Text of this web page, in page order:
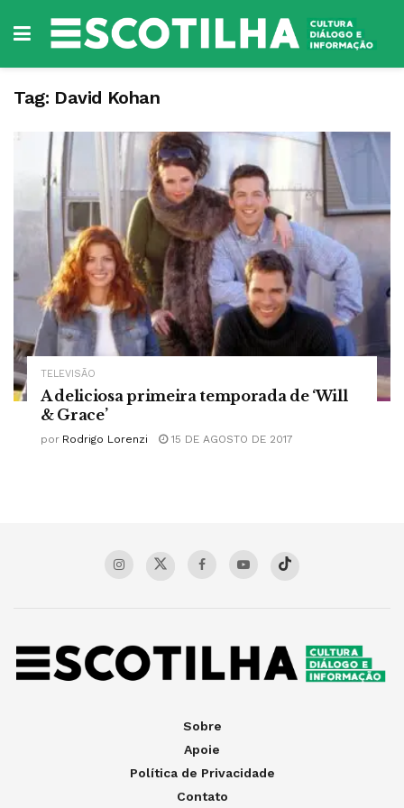
Tag: David Kohan
TELEVISÃO
A deliciosa primeira temporada de ‘Will
& Grace’
por Rodrigo Lorenzi 15 DE AGOSTO DE 2017
Sobre
Apoie
Política de Privacidade
Contato